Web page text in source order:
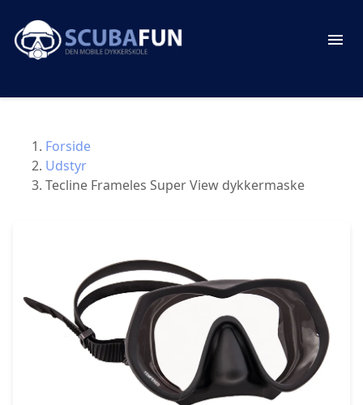
Forside
Udstyr
Tecline Frameles Super View dykkermaske